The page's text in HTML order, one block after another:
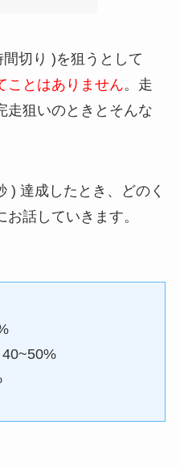
切り )を狙うとして
ことはありません。走
走狙いのときとそんな
) 達成したとき、どのく
話していきます。
40~50%